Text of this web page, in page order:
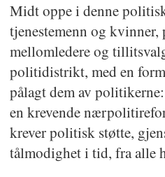
Politiet skal virke i
publikum.
Politiet skal være
lokalsamfunnet.
Politiet skal ha
Midt oppe i denne
tjenestemenn og
mellomledere og
politidistrikt, med en
pålagt dem av
en krevende
krever politisk støtte,
tålmodighet i tid, fra alle